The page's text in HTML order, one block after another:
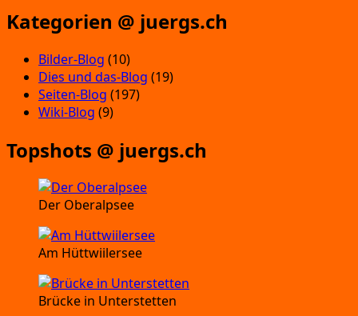
Kategorien @ juergs.ch
Bilder-Blog (10)
Dies und das-Blog (19)
Seiten-Blog (197)
Wiki-Blog (9)
Topshots @ juergs.ch
Der Oberalpsee
Am Hüttwiilersee
Brücke in Unterstetten